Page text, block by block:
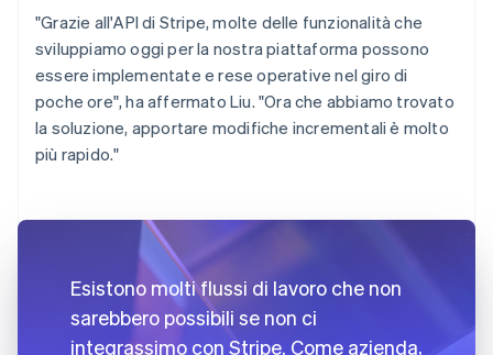
"Grazie all'API di Stripe, molte delle funzionalità che
sviluppiamo oggi per la nostra piattaforma possono
essere implementate e rese operative nel giro di
poche ore", ha affermato Liu. "Ora che abbiamo trovato
la soluzione, apportare modifiche incrementali è molto
più rapido."
Esistono molti flussi di lavoro che non
sarebbero possibili se non ci
integrassimo con Stripe. Come azienda,